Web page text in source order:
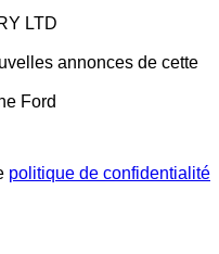
LTD
annonces de cette
Ford
politique de confidentialité